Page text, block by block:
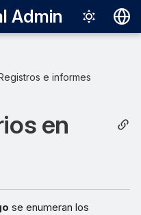
Admin
English
e informes
en
se enumeran los